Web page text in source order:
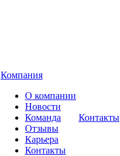
Компания
О компании
Новости
Команда
Отзывы
Карьера
Контакты
Контакты